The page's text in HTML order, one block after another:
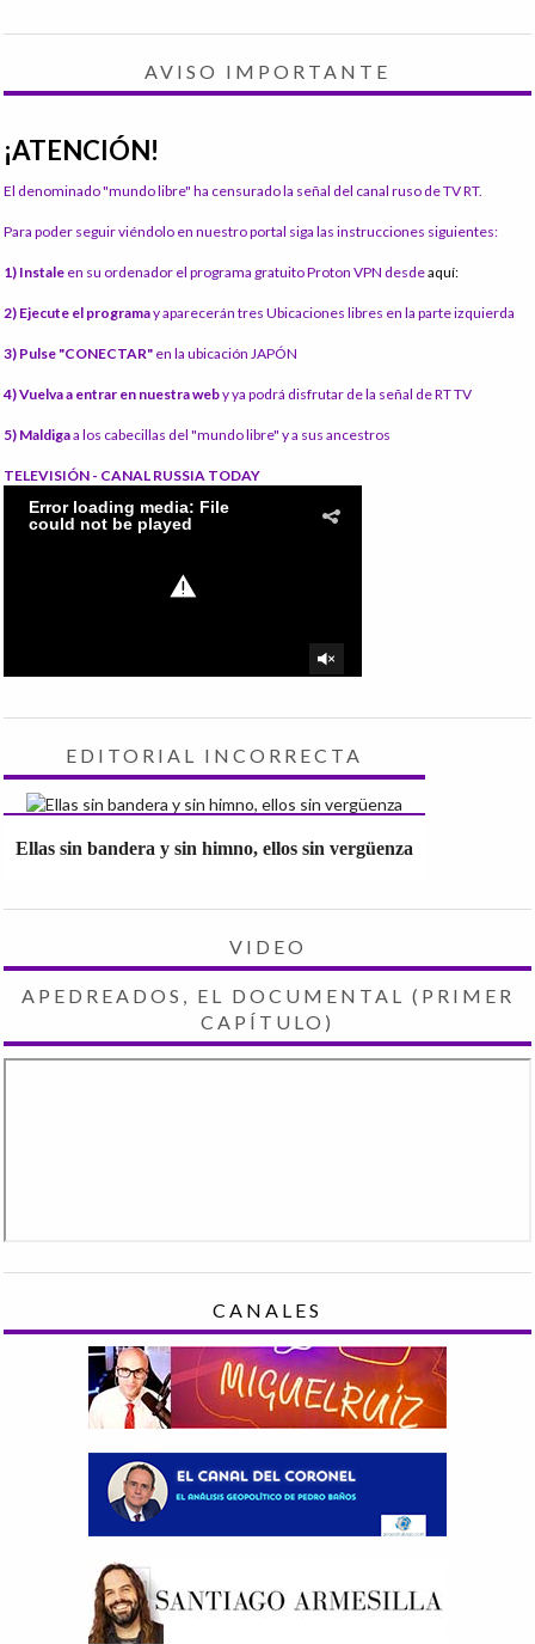
AVISO IMPORTANTE
¡ATENCIÓN!
El denominado "mundo libre" ha censurado la señal del canal ruso de TV RT.
Para poder seguir viéndolo en nuestro portal siga las instrucciones siguientes:
1) Instale en su ordenador el programa gratuito Proton VPN desdeaquí:
2) Ejecute el programay aparecerán tres Ubicaciones libres en la parte izquierda
3) Pulse "CONECTAR" en la ubicación JAPÓN
4) Vuelva a entrar en nuestra weby ya podrá disfrutar de la señal de RT TV
5) Maldigaa los cabecillas del "mundo libre" y a sus ancestros
TELEVISIÓN - CANAL RUSSIA TODAY
EDITORIAL INCORRECTA
Ellas sin bandera y sin himno, ellos sin vergüenza
VIDEO
APEDREADOS, EL DOCUMENTAL (PRIMER
CAPÍTULO)
CANALES